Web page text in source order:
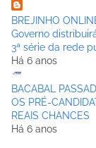
BREJINHO
Governo
3ª série da rede
Há 6 anos
BACABAL
OS PRÉ-
REAIS CHANCES
Há 6 anos